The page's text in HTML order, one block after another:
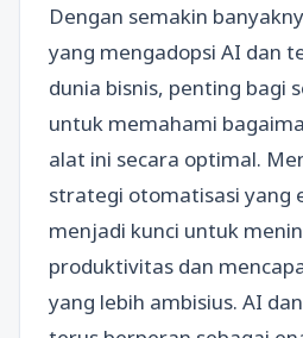
Dengan semakin
yang mengadopsi AI dan
dunia bisnis, penting bagi
untuk memahami
alat ini secara optimal.
strategi otomatisasi yang
menjadi kunci untuk
produktivitas dan
yang lebih ambisius. AI